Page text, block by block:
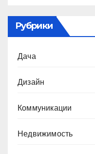
Рубрики
Дача
Дизайн
Коммуникации
Недвижимость